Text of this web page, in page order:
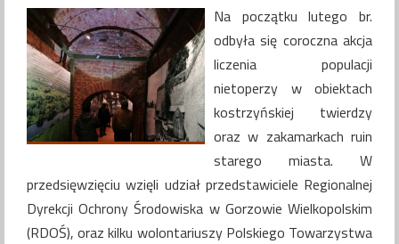
Na początku lutego br.
odbyła się coroczna akcja
liczenia populacji
nietoperzy w obiektach
kostrzyńskiej twierdzy
oraz w zakamarkach ruin
starego miasta. W
przedsięwzięciu wzięli udział przedstawiciele Regionalnej
Dyrekcji Ochrony Środowiska w Gorzowie Wielkopolskim
(RDOŚ), oraz kilku wolontariuszy Polskiego Towarzystwa